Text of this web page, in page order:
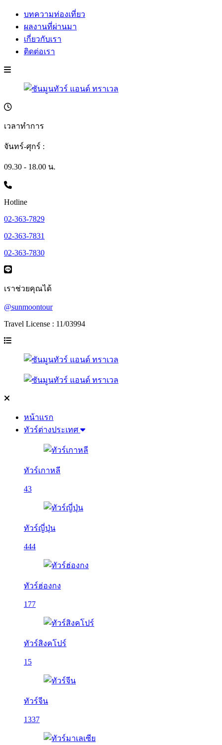
บทความท่องเที่ยว
ผลงานที่ผ่านมา
เกี่ยวกับเรา
ติดต่อเรา
เวลาทำการ
จันทร์-ศุกร์ :
09.30 - 18.00 น.
Hotline
02-363-7829
02-363-7831
02-363-7830
เราช่วยคุณได้
@sunmoontour
Travel License : 11/03994
หน้าแรก
ทัวร์ต่างประเทศ
ทัวร์เกาหลี
43
ทัวร์ญี่ปุ่น
444
ทัวร์ฮ่องกง
177
ทัวร์สิงคโปร์
15
ทัวร์จีน
1337